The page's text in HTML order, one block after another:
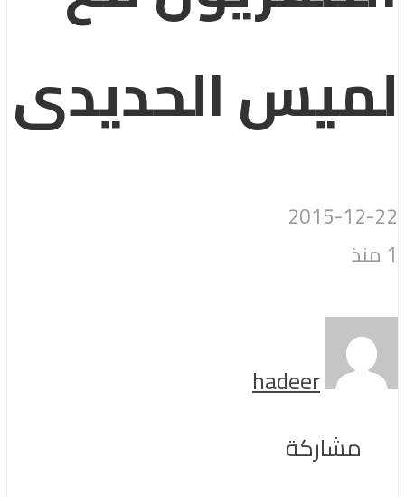
لميس الحديدى
2015-12-22
1 منذ
hadeer
مشاركة